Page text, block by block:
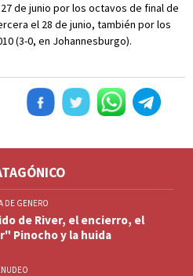
de junio por los octavos de final de
el 28 de junio, también por los
(3-0, en Johannesburgo).
DE GENERO
de River, el encierro, el
Pinocho y la huida